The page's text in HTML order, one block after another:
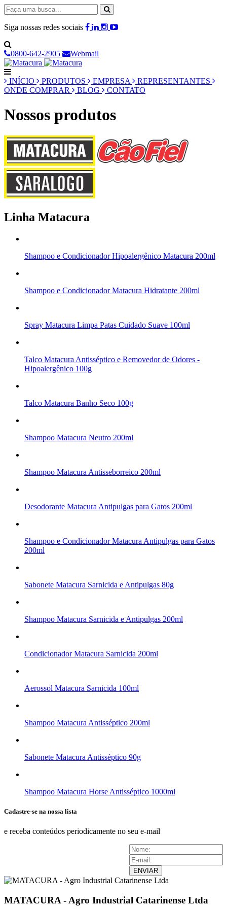
Siga nossas redes sociais
0800-642-2905 Webmail
INÍCIO PRODUTOS EMPRESA
REPRESENTANTES
ONDE COMPRAR
BLOG CONTATO
Nossos produtos
Linha Matacura
Shampoo e Condicionador Hipoalergênico Matacura 200ml
Shampoo e Condicionador Matacura Hidratante 200ml
Spray Matacura Limpa Patas Cuidado Suave 100ml
Talco Matacura Antisséptico e Removedor de Odores -
Hipoalergênico 100g
Talco Matacura Banho Seco 100g
Shampoo Matacura Neutro 200ml
Shampoo Matacura Antisseborreico 200ml
Desodorante Matacura Antipulgas para Gatos 200ml
Shampoo e Condicionador Matacura Antipulgas para Gatos
200ml
Sabonete Matacura Sarnicida e Antipulgas 80g
Shampoo Matacura Sarnicida e Antipulgas 200ml
Condicionador Matacura Sarnicida 200ml
Aerossol Matacura Sarnicida 100ml
Shampoo Matacura Antisséptico 200ml
Sabonete Matacura Antisséptico 90g
Shampoo Matacura Horse Antisséptico 1000ml
Cadastre-se na nossa lista
e receba conteúdos periodicamente no seu e-mail
ENVIAR
MATACURA - Agro Industrial Catarinense Ltda